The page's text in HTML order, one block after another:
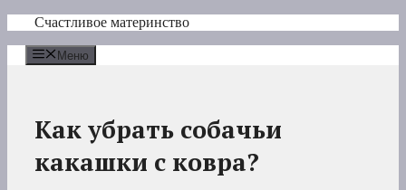
Перейти
содержимому
Счастливое материнство
Меню
Как убрать собачьи
какашки с ковра?